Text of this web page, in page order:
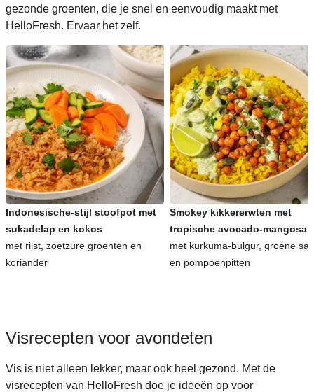
gezonde groenten, die je snel en eenvoudig maakt met
HelloFresh. Ervaar het zelf.
Indonesische-stijl stoofpot met
sukadelap en kokos
met rijst, zoetzure groenten en
koriander
Smokey kikkererwten met
tropische avocado-
met kurkuma-bulgur, groene
en pompoenpitten
Visrecepten voor avondeten
Vis is niet alleen lekker, maar ook heel gezond. Met de
visrecepten van HelloFresh doe je ideeën op voor